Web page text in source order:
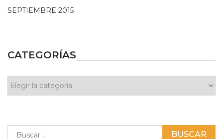
SEPTIEMBRE 2015
CATEGORÍAS